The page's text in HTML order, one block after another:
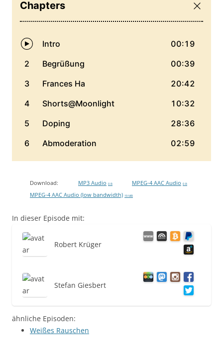
Download: MP3 Audio 0 B MPEG-4 AAC Audio 0 B
MPEG-4 AAC Audio (low bandwidth) 19 MB
In dieser Episode mit:
Robert Krüger
Stefan Giesbert
ähnliche Episoden:
Weißes Rauschen